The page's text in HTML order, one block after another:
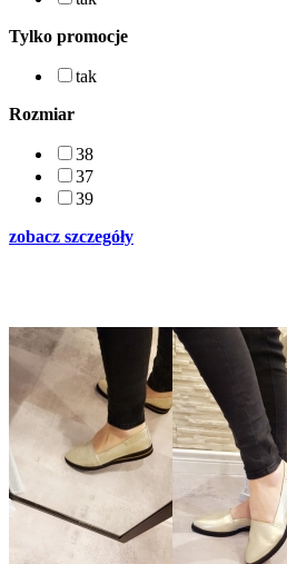
Tylko promocje
tak
Rozmiar
38
37
39
zobacz szczegóły